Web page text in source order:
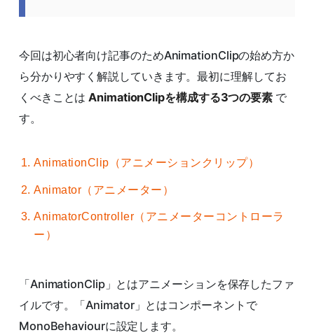
今回は初心者向け記事のためAnimationClipの始め方か
ら分かりやすく解説していきます。最初に理解してお
くべきことはAnimationClipを構成する3つの要素 で
す。
AnimationClip（アニメーションクリップ）
Animator（アニメーター）
AnimatorController（アニメーターコントローラ
ー）
「AnimationClip」とはアニメーションを保存したファ
イルです。「Animator」とはコンポーネントで
MonoBehaviourに設定します。